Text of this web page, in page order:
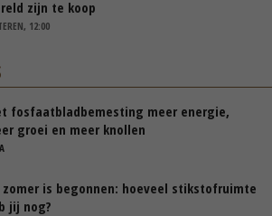
zijn te koop
12:00
fosfaatbladbemesting meer energie,
groei en meer knollen
zomer is begonnen: hoeveel stikstofruimte
jij nog?